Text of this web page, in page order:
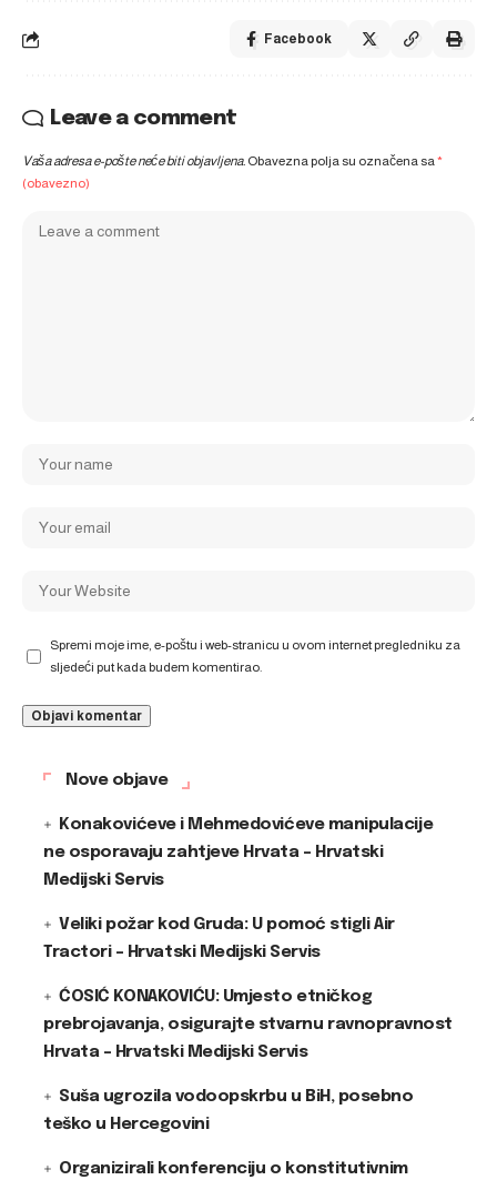
Facebook
Leave a comment
Vaša adresa e-pošte neće biti objavljena. Obavezna polja su označena sa*
(obavezno)
Spremi moje ime, e-poštu i web-stranicu u ovom internet pregledniku za
sljedeći put kada budem komentirao.
Nove objave
Konakovićeve i Mehmedovićeve manipulacije
ne osporavaju zahtjeve Hrvata – Hrvatski
Medijski Servis
Veliki požar kod Gruda: U pomoć stigli Air
Tractori – Hrvatski Medijski Servis
ĆOSIĆ KONAKOVIĆU: Umjesto etničkog
prebrojavanja, osigurajte stvarnu ravnopravnost
Hrvata – Hrvatski Medijski Servis
Suša ugrozila vodoopskrbu u BiH, posebno
teško u Hercegovini
Organizirali konferenciju o konstitutivnim